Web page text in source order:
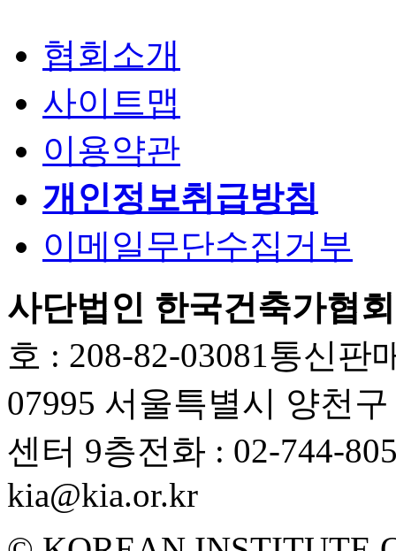
협회소개
사이트맵
이용약관
개인정보취급방침
이메일무단수집거부
사단법인 한국건축가협회
호 : 208-82-03081 통신판
07995 서울특별시 양천
센터 9층전화 : 02-744-
kia@kia.or.kr